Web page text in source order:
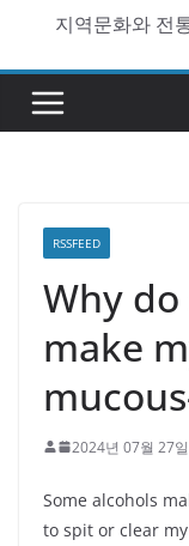
지역문화와 전
RSSFEED
Why
make
2024년 07월 27일
Some alcohols
to spit or clear